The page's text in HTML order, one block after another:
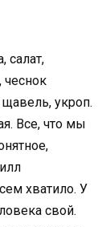
салат,
чеснок
укроп.
Все, что мы
хватило. У
свой.